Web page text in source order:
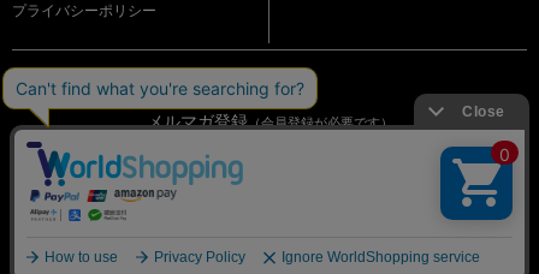
プライバシーポリシー
メルマガ登録（会員登録が必要です）
OFFICIAL SNS